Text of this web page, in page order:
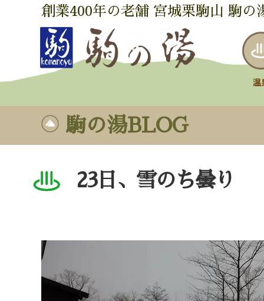
創業400年の老舗 宮城栗駒山 駒の
駒の湯BLOG
23日、雪のち曇り